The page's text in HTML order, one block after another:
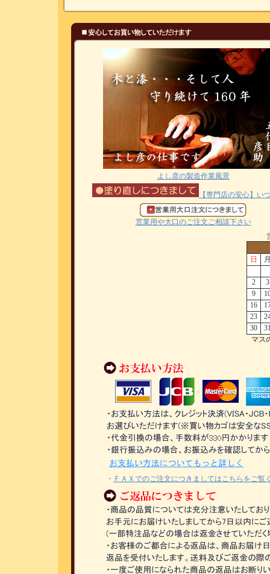
よし彦の製造作業風景
【専門店の安心】い
営業用や大口のご注文ご相談下さい
日
2
3
9
16
23
30
マス
・ ＦＡＸでのご注文につきましてはこちらをご覧